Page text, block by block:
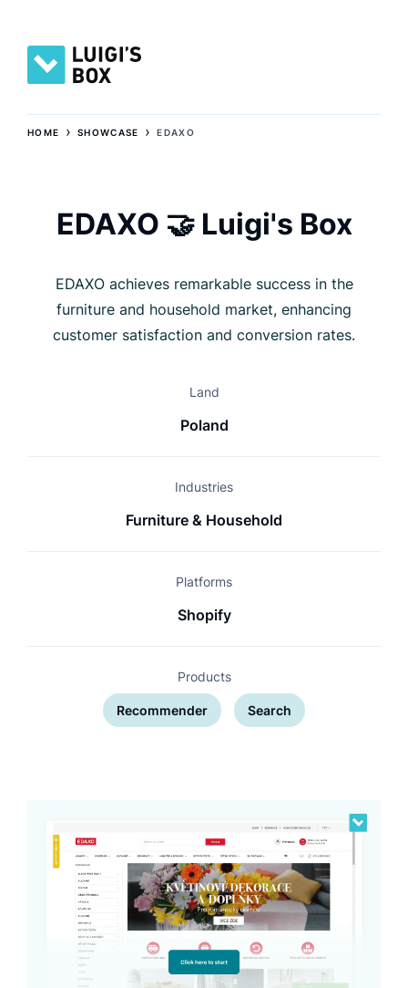
HOME ›SHOWCASE ›EDAXO
EDAXO 🤝 Luigi's Box
EDAXO achieves remarkable success in the
furniture and household market, enhancing
customer satisfaction and conversion rates.
Land
Poland
Industries
Furniture & Household
Platforms
Shopify
Products
Recommender Search